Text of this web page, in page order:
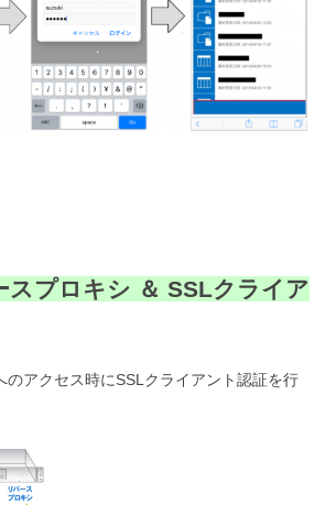
スプロキシ ＆ SSLクライア
のアクセス時にSSLクライアント認証を行